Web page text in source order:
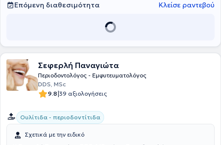
Επόμενη διαθεσιμότητα Κλείσε ραντεβού
Σεφερλή Παναγιώτα
Περιοδοντολόγος - Εμφυτευματολόγος
DDS, MSc
9.8|39 αξιολογήσεις
Ουλίτιδα - περιοδοντίτιδα
Σχετικά με την ειδικό